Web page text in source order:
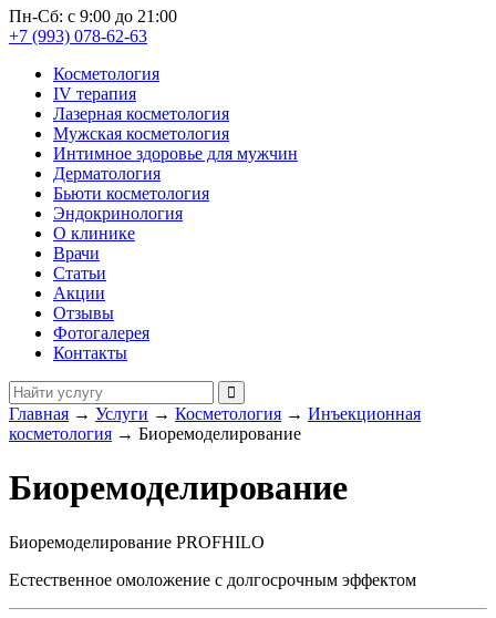
Пн-Сб: с 9:00 до 21:00
+7 (993) 078-62-63
Косметология
IV терапия
Лазерная косметология
Мужская косметология
Интимное здоровье для мужчин
Дерматология
Бьюти косметология
Эндокринология
О клинике
Врачи
Статьи
Акции
Отзывы
Фотогалерея
Контакты
Главная → Услуги → Косметология → Инъекционная
косметология → Биоремоделирование
Биоремоделирование
Биоремоделирование PROFHILO
Естественное омоложение с долгосрочным эффектом